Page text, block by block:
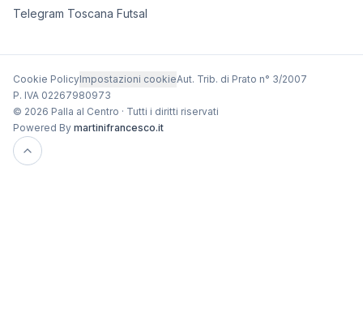
Telegram Toscana Futsal
Cookie PolicyImpostazioni cookieAut. Trib. di Prato n° 3/2007
P. IVA 02267980973
© 2026 Palla al Centro · Tutti i diritti riservati
Powered By martinifrancesco.it